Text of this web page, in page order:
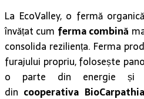
La EcoValley, o fermă
învățat cum ferma combină
consolida reziliența. Ferma
furajului propriu, folosește
o parte din energie și
din cooperativa BioCarpathia